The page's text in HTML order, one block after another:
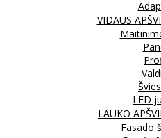
VIDAUS
LED
LAUKO
Fasado